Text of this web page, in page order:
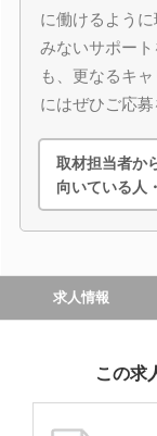
に働けるよう
みないサポー
も、更なるキ
にはぜひご応募
取材担当者か
向いている人
求人情報
この求